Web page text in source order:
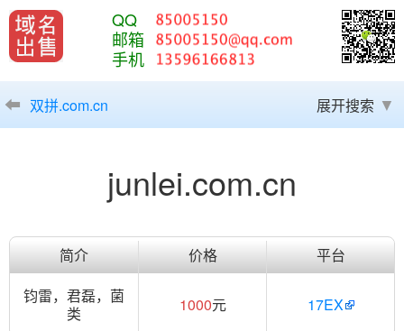
QQ
邮箱
手机
双拼.com.cn 展开搜索
junlei.com.cn
简介 价格
平台
钧雷，君磊，菌
类
1000元 17EX